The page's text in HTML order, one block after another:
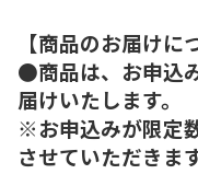
【商品のお届けに
●商品は、お申込
届けいたします。
※お申込みが限定
させていただきま